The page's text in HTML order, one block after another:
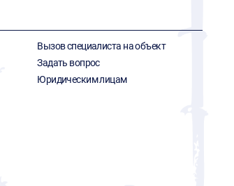
Вызов специалиста на объект
Задать вопрос
Юридическим лицам